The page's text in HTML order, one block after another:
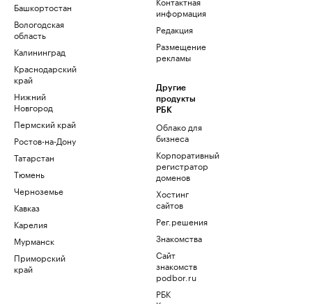
Башкортостан
Вологодская
область
Калининград
Краснодарский
край
Нижний
Новгород
Пермский край
Ростов-на-Дону
Татарстан
Тюмень
Черноземье
Кавказ
Карелия
Мурманск
Приморский
край
информация
Редакция
Размещение
рекламы
Другие
продукты
РБК
Облако для
бизнеса
Корпоративный
регистратор
доменов
Хостинг
сайтов
Рег.решения
Знакомства
Сайт
знакомств
podbor.ru
РБК